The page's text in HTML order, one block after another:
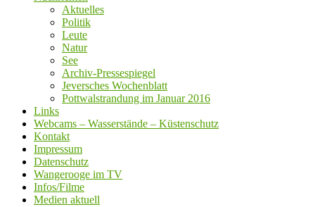
Aktuelles
Politik
Leute
Natur
See
Archiv-Pressespiegel
Jeversches Wochenblatt
Pottwalstrandung im Januar 2016
Links
Webcams – Wasserstände – Küstenschutz
Kontakt
Impressum
Datenschutz
Wangerooge im TV
Infos/Filme
Medien aktuell